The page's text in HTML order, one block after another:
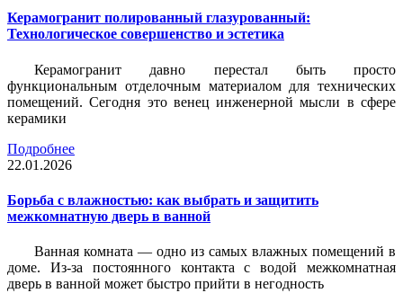
Керамогранит полированный глазурованный:
Технологическое совершенство и эстетика
Керамогранит давно перестал быть просто
функциональным отделочным материалом для технических
помещений. Сегодня это венец инженерной мысли в сфере
керамики
Подробнее
22.01.2026
Борьба с влажностью: как выбрать и защитить
межкомнатную дверь в ванной
Ванная комната — одно из самых влажных помещений в
доме. Из-за постоянного контакта с водой межкомнатная
дверь в ванной может быстро прийти в негодность